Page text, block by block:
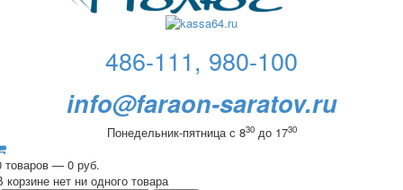
486-111, 980-100
info@faraon-saratov.ru
Понедельник-пятница с 830до 1730
товаров — 0 руб.
корзине нет ни одного товара